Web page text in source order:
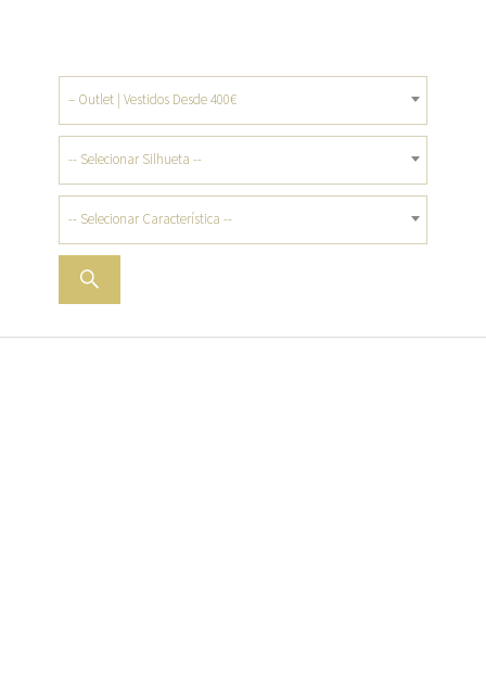
– Outlet | Vestidos Desde 400€
-- Selecionar Silhueta --
-- Selecionar Característica --